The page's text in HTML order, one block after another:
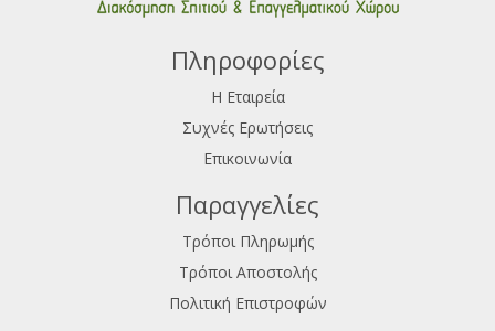
Πληροφορίες
Η Εταιρεία
Συχνές Ερωτήσεις
Επικοινωνία
Παραγγελίες
Τρόποι Πληρωμής
Τρόποι Αποστολής
Πολιτική Επιστροφών